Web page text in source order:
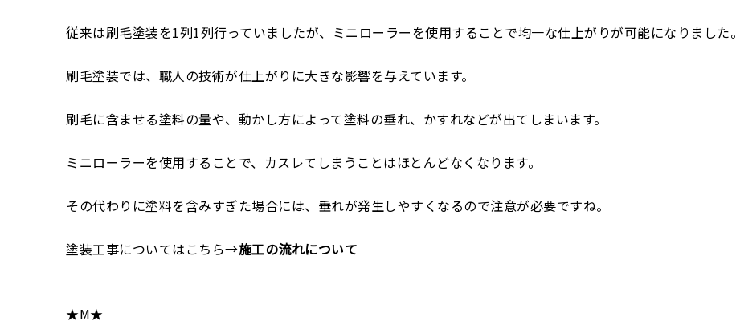
従来は刷毛塗装を1列1列行っていましたが、ミニローラーを使用することで均一な仕上がりが可能になりました。
刷毛塗装では、職人の技術が仕上がりに大きな影響を与えています。
刷毛に含ませる塗料の量や、動かし方によって塗料の垂れ、かすれなどが出てしまいます。
ミニローラーを使用することで、カスレてしまうことはほとんどなくなります。
その代わりに塗料を含みすぎた場合には、垂れが発生しやすくなるので注意が必要ですね。
塗装工事についてはこちら→施工の流れについて
★M★